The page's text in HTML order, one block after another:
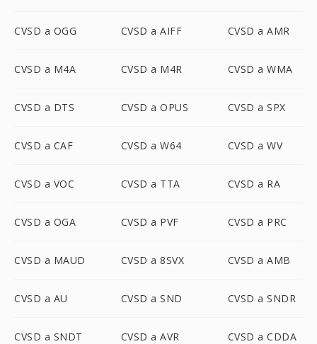
CVSD a OGG CVSD a AIFF CVSD a AMR
CVSD a M4A CVSD a M4R CVSD a WMA
CVSD a DTS CVSD a OPUS CVSD a SPX
CVSD a CAF CVSD a W64 CVSD a WV
CVSD a VOC CVSD a TTA CVSD a RA
CVSD a OGA CVSD a PVF CVSD a PRC
CVSD a MAUD CVSD a 8SVX CVSD a AMB
CVSD a AU CVSD a SND CVSD a SNDR
CVSD a SNDT CVSD a AVR CVSD a CDDA